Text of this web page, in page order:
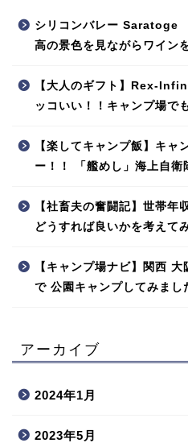
シリコンバレー Saratoge
高の景色を見ながらワイン
【大人のギフト】Rex-
ッコいい！！キャンプ場で
【楽してキャンプ飯】キャ
ー！！ 「艦めし」海上自衛
【社畜夫の奮闘記】世帯
どうすれば良いかを考えて
【キャンプ場ナビ】関西
で 公園キャンプしてみまし
アーカイブ
2024年1月
2023年5月